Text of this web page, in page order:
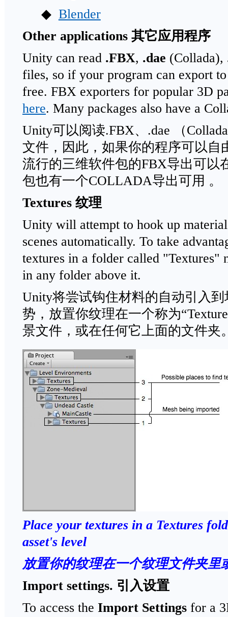
◆ Blender
Other applications 其它应用程序
Unity can read .FBX, .dae (Collada),
files, so if your program can export
free. FBX exporters for popular 3D
here. Many packages also have a
Unity可以阅读.FBX、.dae （
文件，因此，如果你的程序可以自
流行的三维软件包的FBX导出可以
包也有一个COLLADA导出可用 。
Textures 纹理
Unity will attempt to hook up
scenes automatically. To take
textures in a folder called "Textures"
in any folder above it.
Unity将尝试钩住材料的自动引入
势，放置你纹理在一个称为
景文件，或在任何它上面的文件夹
Place your textures in a Textures
asset's level
放置你的纹理在一个纹理文件夹里
Import settings. 引入设置
To access the Import Settings for a